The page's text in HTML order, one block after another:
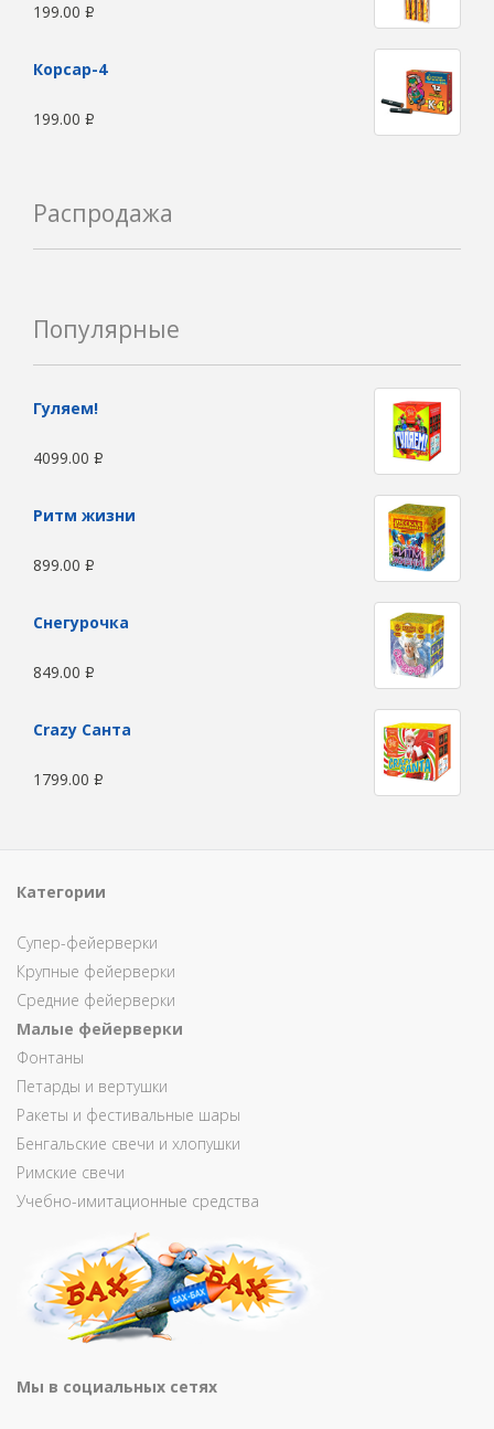
199.00 Р
Корсар-4
199.00 Р
Распродажа
Популярные
Гуляем!
4099.00 Р
Ритм жизни
899.00 Р
Снегурочка
849.00 Р
Сrazy Санта
1799.00 Р
Категории
Супер-фейерверки
Крупные фейерверки
Средние фейерверки
Малые фейерверки
Фонтаны
Петарды и вертушки
Ракеты и фестивальные шары
Бенгальские свечи и хлопушки
Римские свечи
Учебно-имитационные средства
Мы в социальных сетях